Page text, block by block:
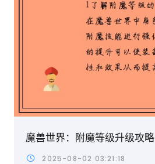
魔兽世界：附魔等级升级攻略
2025-08-02 03:21:18